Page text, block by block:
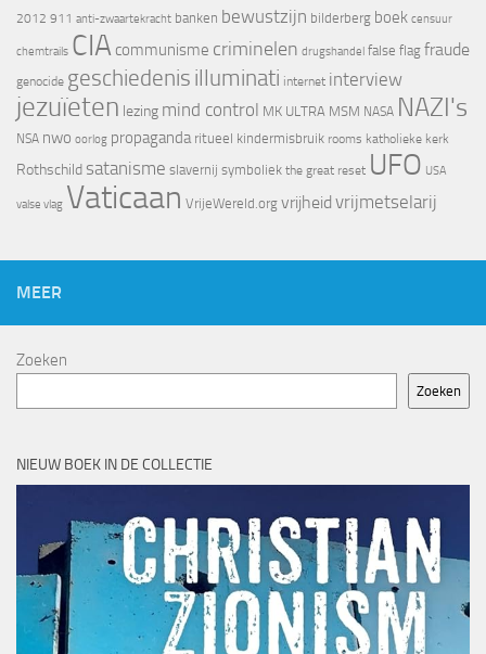
2012 911 anti-zwaartekracht banken bewustzijn bilderberg boek censuur
chemtrails CIA communisme criminelen drugshandel false flag fraude
genocide geschiedenis illuminati internet interview
jezuïeten lezing mind control MK ULTRA MSM NASA NAZI's
NSA nwo oorlog propaganda ritueel kindermisbruik rooms katholieke kerk
Rothschild satanisme slavernij symboliek the great reset UFO USA
valse vlag Vaticaan VrijeWereld.org vrijheid vrijmetselarij
MEER
Zoeken
Zoeken
NIEUW BOEK IN DE COLLECTIE